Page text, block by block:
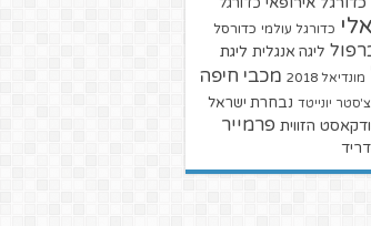
כדורגל עולמי כדורסל
ליגה אנגלית ליגת
מונדיאל 2018 מכבי חיפה
יונייטד נבחרת ישראל
הזווית פרמייר